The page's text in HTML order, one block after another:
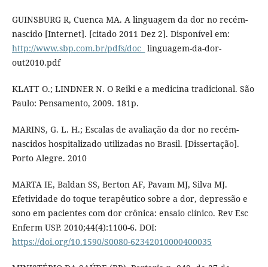
GUINSBURG R, Cuenca MA. A linguagem da dor no recém-
nascido [Internet]. [citado 2011 Dez 2]. Disponível em:
http://www.sbp.com.br/pdfs/doc_ linguagem-da-dor-
out2010.pdf
KLATT O.; LINDNER N. O Reiki e a medicina tradicional. São
Paulo: Pensamento, 2009. 181p.
MARINS, G. L. H.; Escalas de avaliação da dor no recém-
nascidos hospitalizado utilizadas no Brasil. [Dissertação].
Porto Alegre. 2010
MARTA IE, Baldan SS, Berton AF, Pavam MJ, Silva MJ.
Efetividade do toque terapêutico sobre a dor, depressão e
sono em pacientes com dor crônica: ensaio clínico. Rev Esc
Enferm USP. 2010;44(4):1100-6. DOI:
https://doi.org/10.1590/S0080-62342010000400035